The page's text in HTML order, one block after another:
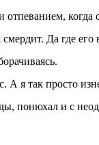
когда
Да где его
я так просто
понюхал и с